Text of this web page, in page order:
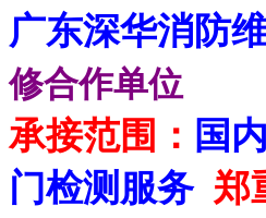
广东深华消
修合作单位
承接范围： 国
门检测服务 郑